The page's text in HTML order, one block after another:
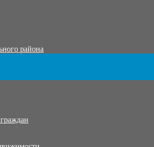
района